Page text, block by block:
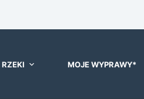
RZEKI MOJE WYPRAWY*